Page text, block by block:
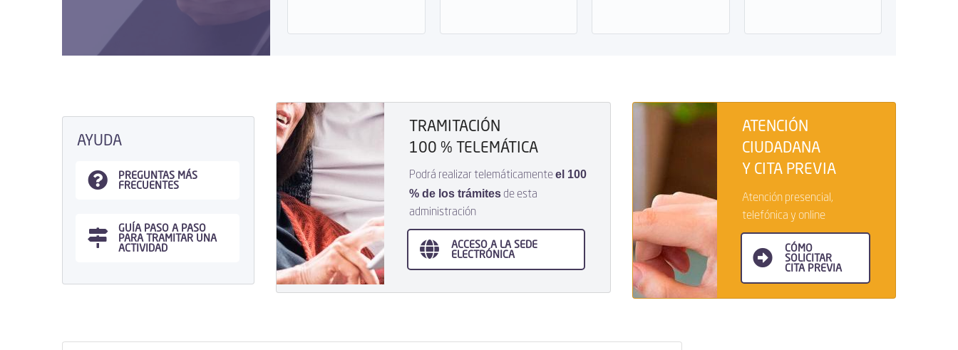
AYUDA
PREGUNTAS MÁS
FRECUENTES
GUÍA PASO A PASO
PARA TRAMITAR UNA
ACTIVIDAD
TRAMITACIÓN
100 % TELEMÁTICA
Podrá realizar telemáticamenteel 100
% de los trámitesde esta
administración
ACCESO A LA SEDE
ELECTRÓNICA
ATENCIÓN
CIUDADANA
Y CITA PREVIA
Atención presencial,
telefónica y online
CÓMO
SOLICITAR
CITA PREVIA